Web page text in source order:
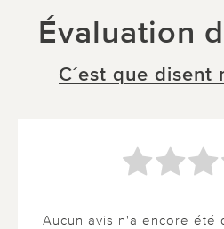
Évaluation
C´est que disent
Aucun avis n'a encore été